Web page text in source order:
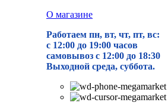
О магазине
Работаем пн, вт, чт, пт, вс:
с 12:00 до 19:00 часов
самовывоз с 12:00 до 18:30
Выходной среда, суббота.